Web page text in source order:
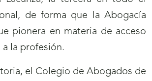
de forma que la Abogacía
pionera en materia de acceso
a la profesión.
el Colegio de Abogados de